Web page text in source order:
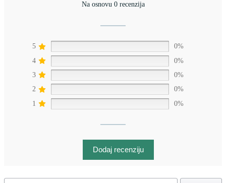
Na osnovu 0 recenzija
5
0%
4
0%
3
0%
2
0%
1
0%
Dodaj recenziju